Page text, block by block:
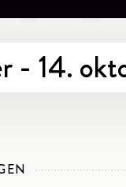
- 14.